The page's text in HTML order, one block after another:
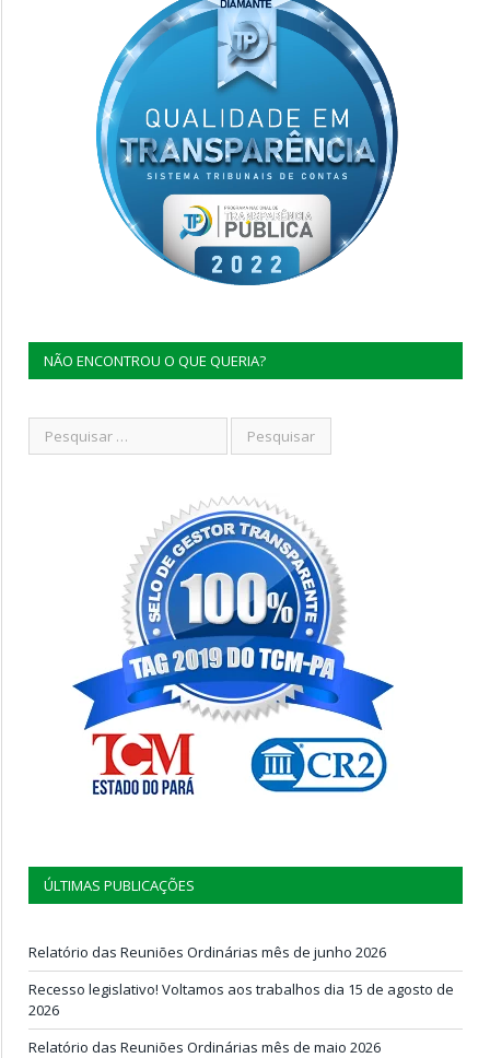
NÃO ENCONTROU O QUE QUERIA?
ÚLTIMAS PUBLICAÇÕES
Relatório das Reuniões Ordinárias mês de junho 2026
Recesso legislativo! Voltamos aos trabalhos dia 15 de agosto de
2026
Relatório das Reuniões Ordinárias mês de maio 2026